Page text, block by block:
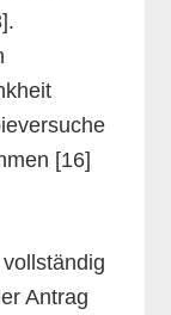
[16]
Antrag